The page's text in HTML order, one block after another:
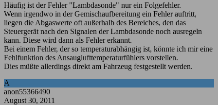
Häufig ist der Fehler "Lambdasonde" nur ein Folgefehler.
Wenn irgendwo in der Gemischaufbereitung ein Fehler auftritt,
liegen die Abgaswerte oft außerhalb des Bereiches, den das
Steuergerät nach den Signalen der Lambdasonde noch ausregeln
kann. Diese wird dann als Fehler erkannt.
Bei einem Fehler, der so temperaturabhängig ist, könnte ich mir eine
Fehlfunktion des Ansauglufttemperaturfühlers vorstellen.
Dies müßte allerdings direkt am Fahrzeug festgestellt werden.
A
anon55366490
August 30, 2011